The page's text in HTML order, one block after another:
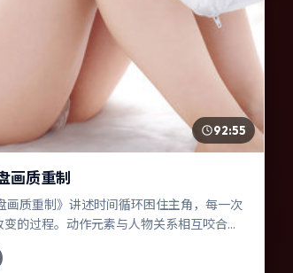
92:55
画质重制
画质重制》讲述时间循环困住主角，每一次
的过程。动作元素与人物关系相互咬合，
手戏尤为出彩。导演贾樟柯善于在长镜头中
在印度实地取景，增强真实质感。